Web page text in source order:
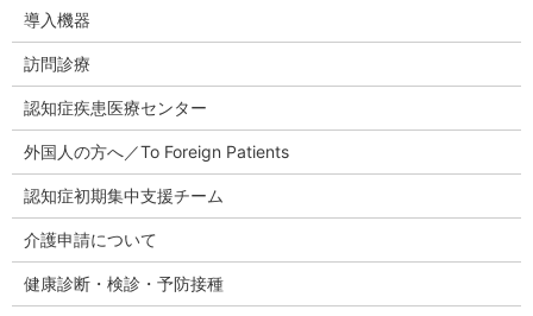
導入機器
訪問診療
認知症疾患医療センター
外国人の方へ／To Foreign Patients
認知症初期集中支援チーム
介護申請について
健康診断・検診・予防接種